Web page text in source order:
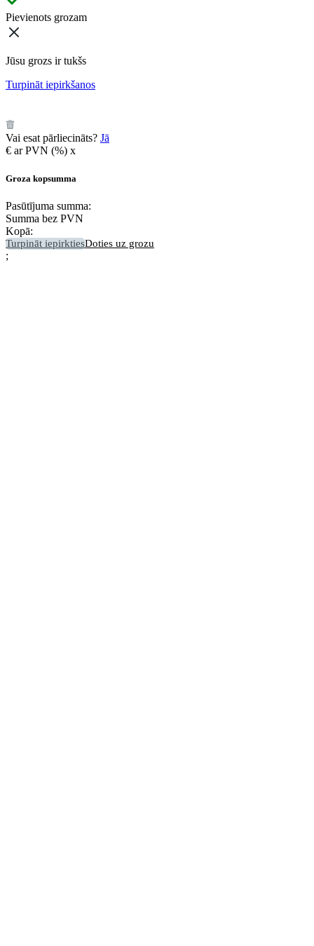
Pievienots grozam
Jūsu grozs ir tukšs
Turpināt iepirkšanos
Vai esat pārliecināts? Jā
€ ar PVN (%) x
Groza kopsumma
Pasūtījuma summa:
Summa bez PVN
Kopā:
Turpināt iepirktiesDoties uz grozu
;